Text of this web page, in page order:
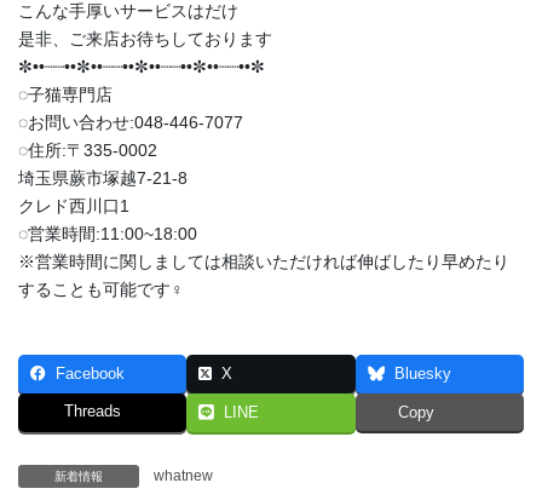
こんな手厚いサービスはだけ
是非、ご来店お待ちしております
✼••┈┈••✼••┈┈••✼••┈┈••✼••┈┈••✼
◌子猫専門店
◌お問い合わせ:048-446-7077
◌住所:〒335-0002
埼玉県蕨市塚越7-21-8
クレド西川口1
◌営業時間:11:00~18:00
※営業時間に関しましては相談いただければ伸ばしたり早めたり
することも可能です‍♀️
Facebook X Bluesky
Threads LINE Copy
新着情報 whatnew